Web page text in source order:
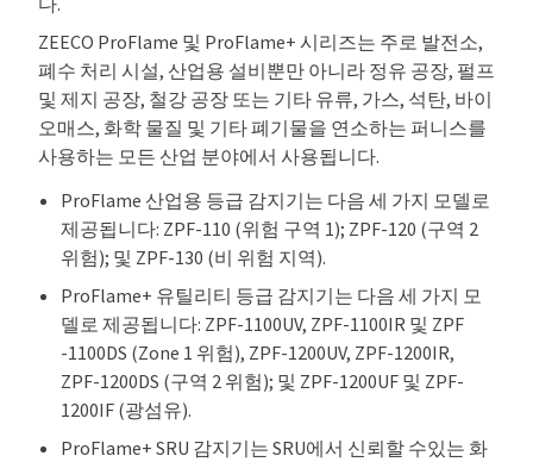
ZEECO ProFlame 및 ProFlame+ 시리즈는 주로 발전소,
폐수 처리 시설, 산업용 설비뿐만 아니라 정유 공장, 펄프
및 제지 공장, 철강 공장 또는 기타 유류, 가스, 석탄, 바이
오매스, 화학 물질 및 기타 폐기물을 연소하는 퍼니스를
사용하는 모든 산업 분야에서 사용됩니다.
ProFlame 산업용 등급 감지기는 다음 세 가지 모델로
제공됩니다: ZPF-110 (위험 구역 1); ZPF-120 (구역 2
위험); 및 ZPF-130 (비 위험 지역).
ProFlame+ 유틸리티 등급 감지기는 다음 세 가지 모
델로 제공됩니다: ZPF-1100UV, ZPF-1100IR 및 ZPF
-1100DS (Zone 1 위험), ZPF-1200UV, ZPF-1200IR,
ZPF-1200DS (구역 2 위험); 및 ZPF-1200UF 및 ZPF-
1200IF (광섬유).
ProFlame+ SRU 감지기는 SRU에서 신뢰할 수있는 화